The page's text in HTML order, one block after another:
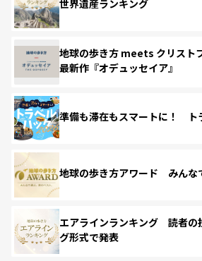
世界遺産ランキング
地球の歩き方 meets クリスト
最新作『オデュッセイア』
準備も滞在もスマートに！ ト
地球の歩き方アワード みんな
エアラインランキング 読者の
グ形式で発表